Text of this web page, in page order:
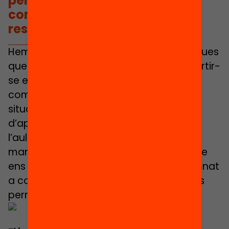
competents, capaces de
resoldre situacions reals».
Hem de portar a l’aula unes matemàtiques
que impulsin al nostre alumnat a convertir-
se en persones matemàticament
competents, capaces de resoldre
situacions reals. I una gran manera
d’apropar aquestes situacions reals a
l’aula és generar situacions de joc i de
manipulació de diferents conceptes que
ens apropin a la realitat i ajudin a l’alumnat
a construir un model matemàtic que els
permeti entendre el món.